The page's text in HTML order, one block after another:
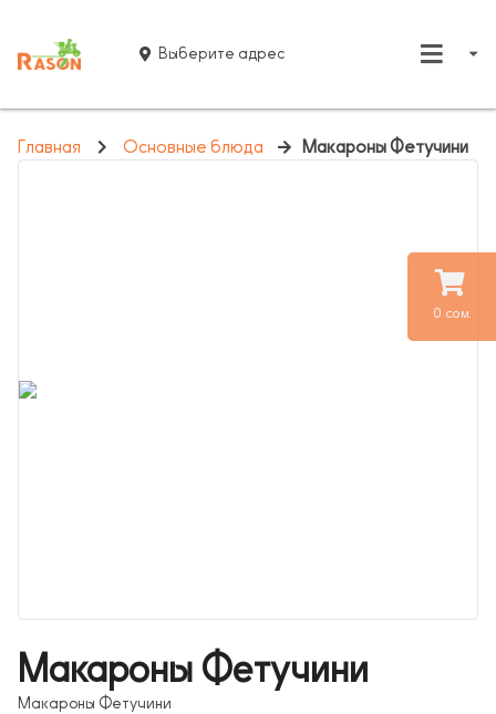
0 сом.
Выберите адрес
Главная Основные блюда Макароны Фетучини
Макароны Фетучини
Макароны Фетучини